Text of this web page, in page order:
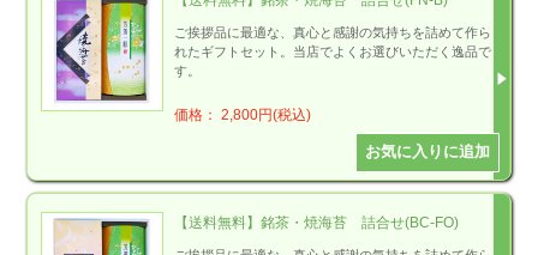
ご挨拶品に最適な、真心と感謝の気持ちを詰めて作ら
れたギフトセット。当店でよくお選びいただく逸品で
す。
価格： 2,800円(税込)
【送料無料】銘茶・焼海苔 詰合せ(BC-FO)